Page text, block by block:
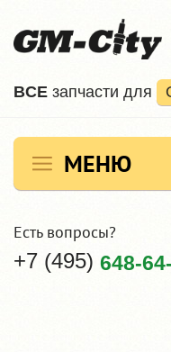
ВCE запчасти для
МЕНЮ
Есть вопросы?
+7 (495) 648-